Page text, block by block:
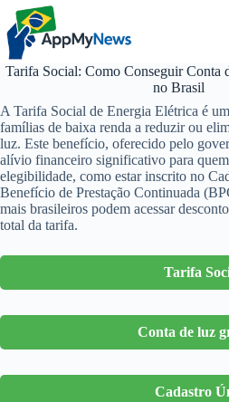
Pular
para
conteúdo
Tarifa Social: Como Conseguir Conta
no Brasil
A Tarifa Social de Energia Elétrica é
famílias de baixa renda a reduzir ou
luz. Este benefício, oferecido pelo
alívio financeiro significativo para
elegibilidade, como estar inscrito no
Benefício de Prestação Continuada
mais brasileiros podem acessar
total da tarifa.
Tarifa
Conta de luz
Cadastro